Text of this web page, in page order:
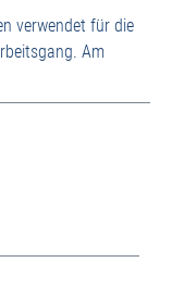
verwendet für die
Am